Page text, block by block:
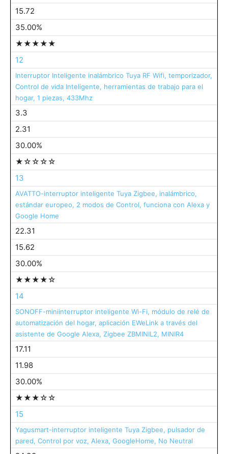
15.72
35.00%
★★★★★
12
Interruptor Inteligente inalámbrico Tuya RF Wifi, temporizador,
Control de vida Inteligente, herramientas de trabajo para el
hogar, 1 piezas, 433Mhz
3.3
2.31
30.00%
★☆☆☆☆
13
AVATTO-interruptor inteligente Tuya Zigbee, inalámbrico,
estándar europeo, 2 modos de Control, funciona con Alexa y
Google Home
22.31
15.62
30.00%
★★★★☆
14
SONOFF-miniinterruptor inteligente Wi-Fi, módulo de relé de
automatización del hogar, aplicación EWeLink a través del
asistente de Google Alexa, Zigbee ZBMINIL2, MINIR4
17.11
11.98
30.00%
★★★☆☆
15
Yagusmart-interruptor inteligente Tuya Zigbee, pulsador de
pared, Control por voz, Alexa, GoogleHome, No Neutral